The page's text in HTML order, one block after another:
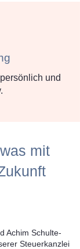
und
mit
Achim Schulte-
Steuerkanzlei